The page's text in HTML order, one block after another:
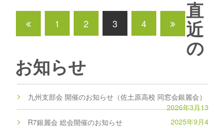
1 2 3 4
直
近
の
お知らせ
九州支部会 開催のお知らせ（佐土原高校 同窓会銀麗会）
2026年3月13日
R7銀麗会 総会開催のお知らせ
2025年9月4日